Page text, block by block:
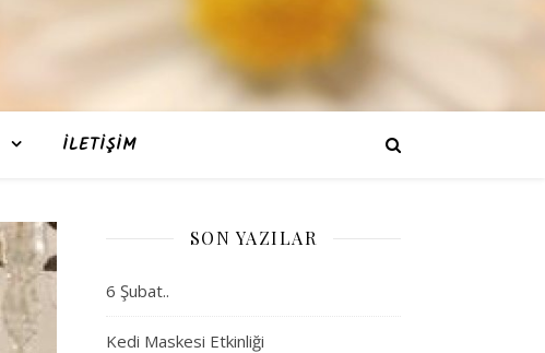
İLETIŞIM
SON YAZILAR
6 Şubat..
Kedi Maskesi Etkinliği